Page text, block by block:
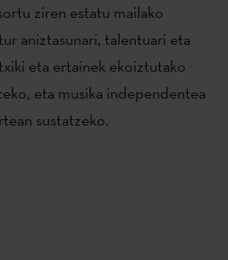
ziren estatu mailako
aniztasunari, talentuari eta
eta ertainek ekoiztutako
eta musika independentea
sustatzeko.